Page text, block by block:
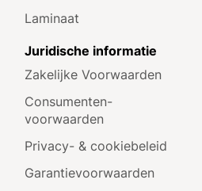
Laminaat
Juridische informatie
Zakelijke Voorwaarden
Consumenten­
voorwaarden
Privacy- & cookiebeleid
Garantie­voorwaarden